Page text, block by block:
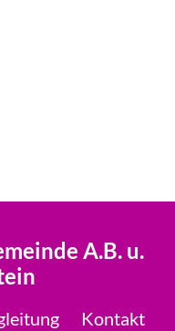
A.B. u.
Kontakt